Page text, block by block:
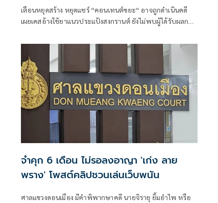
เตือนหยุดสร้าง หยุดแชร์ “คอนเทนต์ขยะ“ อาจถูกดำเนินคดี
เผยเคสอ้างใช้ยาแนวประแป้งสงกรานต์ ยังไม่พบผู้ได้รับผลกระ
จำคุก 6 เดือน ไม่รอลงอาญา 'เก่ง ลาย
พราง' โพสต์คลิปชวนเล่นเว็บพนัน
ศาลแขวงดอนเมือง มีคำพิพากษาคดี นายจิรายุ ยิ้มอำไพ หรือ